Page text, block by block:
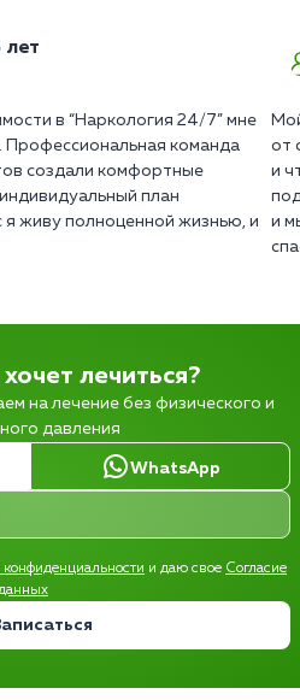
лет
в “Наркология 24/7” мне
Профессиональная команда
создали комфортные
план
я живу полноценной жизнью, и
от
и
и
лечиться?
на лечение без физического и
давления
WhatsApp
конфиденциальности и даю свое Согласие